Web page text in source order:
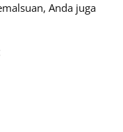
Anda juga